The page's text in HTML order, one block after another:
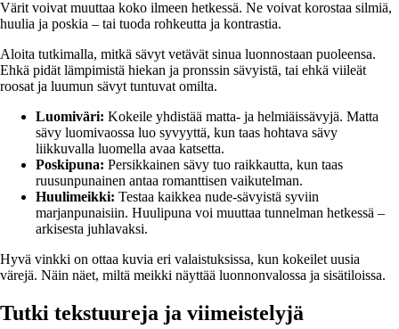
Värit voivat muuttaa koko ilmeen hetkessä. Ne voivat korostaa silmiä,
huulia ja poskia – tai tuoda rohkeutta ja kontrastia.
Aloita tutkimalla, mitkä sävyt vetävät sinua luonnostaan puoleensa.
Ehkä pidät lämpimistä hiekan ja pronssin sävyistä, tai ehkä viileät
roosat ja luumun sävyt tuntuvat omilta.
Luomiväri: Kokeile yhdistää matta- ja helmiäissävyjä. Matta
sävy luomivaossa luo syvyyttä, kun taas hohtava sävy
liikkuvalla luomella avaa katsetta.
Poskipuna: Persikkainen sävy tuo raikkautta, kun taas
ruusunpunainen antaa romanttisen vaikutelman.
Huulimeikki: Testaa kaikkea nude-sävyistä syviin
marjanpunaisiin. Huulipuna voi muuttaa tunnelman hetkessä –
arkisesta juhlavaksi.
Hyvä vinkki on ottaa kuvia eri valaistuksissa, kun kokeilet uusia
värejä. Näin näet, miltä meikki näyttää luonnonvalossa ja sisätiloissa.
Tutki tekstuureja ja viimeistelyjä